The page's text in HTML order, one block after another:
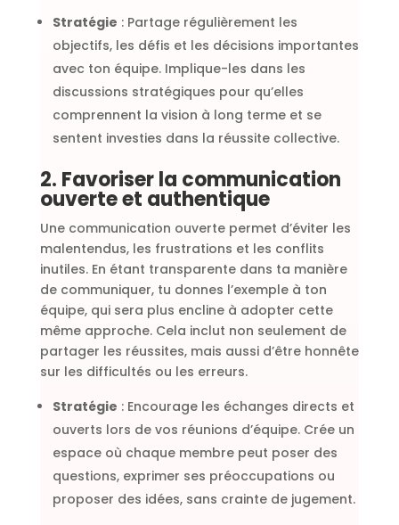
Stratégie : Partage régulièrement les
objectifs, les défis et les décisions importantes
avec ton équipe. Implique-les dans les
discussions stratégiques pour qu’elles
comprennent la vision à long terme et se
sentent investies dans la réussite collective.
2. Favoriser la communication
ouverte et authentique
Une communication ouverte permet d’éviter les
malentendus, les frustrations et les conflits
inutiles. En étant transparente dans ta manière
de communiquer, tu donnes l’exemple à ton
équipe, qui sera plus encline à adopter cette
même approche. Cela inclut non seulement de
partager les réussites, mais aussi d’être honnête
sur les difficultés ou les erreurs.
Stratégie : Encourage les échanges directs et
ouverts lors de vos réunions d’équipe. Crée un
espace où chaque membre peut poser des
questions, exprimer ses préoccupations ou
proposer des idées, sans crainte de jugement.